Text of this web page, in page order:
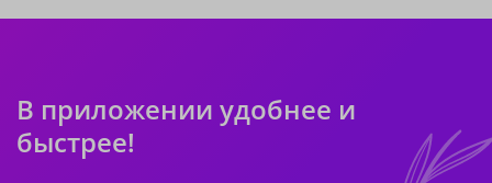
В приложении удобнее и
быстрее!